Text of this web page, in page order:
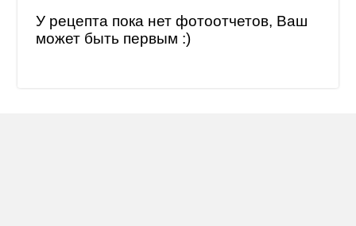
У рецепта пока нет фотоотчетов, Ваш
может быть первым :)